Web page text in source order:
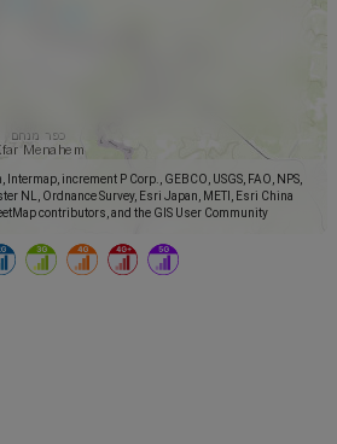
increment P Corp., GEBCO, USGS, FAO, NPS,
NL, Ordnance Survey, Esri Japan, METI, Esri China
contributors, and the GIS User Community